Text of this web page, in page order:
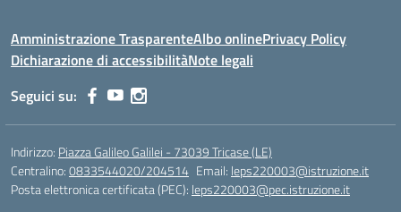
Amministrazione TrasparenteAlbo onlinePrivacy Policy
Dichiarazione di accessibilitàNote legali
Seguici su:
Indirizzo: Piazza Galileo Galilei - 73039 Tricase (LE)
Centralino:0833544020/204514 Email: leps220003@istruzione.it
Posta elettronica certificata (PEC): leps220003@pec.istruzione.it